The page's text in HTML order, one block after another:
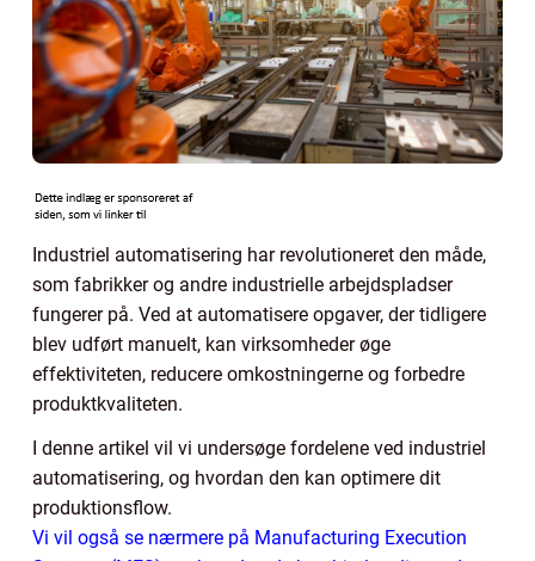
Industriel automatisering har revolutioneret den måde,
som fabrikker og andre industrielle arbejdspladser
fungerer på. Ved at automatisere opgaver, der tidligere
blev udført manuelt, kan virksomheder øge
effektiviteten, reducere omkostningerne og forbedre
produktkvaliteten.
I denne artikel vil vi undersøge fordelene ved industriel
automatisering, og hvordan den kan optimere dit
produktionsflow.
Vi vil også se nærmere på Manufacturing Execution